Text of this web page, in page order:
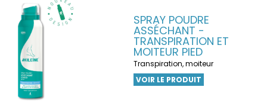
SPRAY POUDRE
ASSÉCHANT -
TRANSPIRATION ET
MOITEUR PIED
Transpiration, moiteur
VOIR LE PRODUIT